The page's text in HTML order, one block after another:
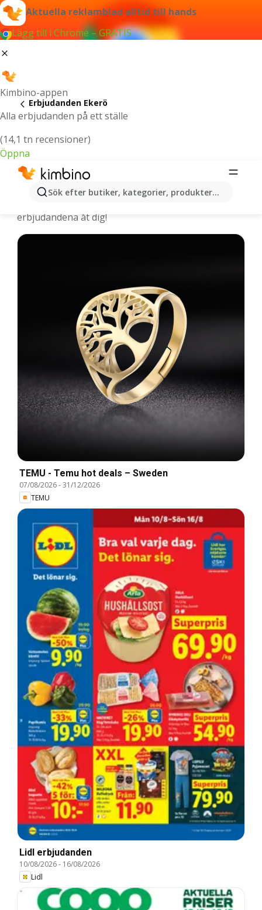
Aktuella reklamblad alltid till hands
Lägg till i Chrome – GRATIS
Kimbino-appen
Alla erbjudanden på ett ställe
(14,1 tn recensioner)
Öppna
Sök efter butiker, kategorier, produkter...
Erbjudanden Ekerö
Ekerö - De senaste erbjudandena
erbjudandena åt dig!
TEMU - Temu hot deals – Sweden
07/08/2026-31/12/2026
TEMU
Lidl erbjudanden
10/08/2026- 16/08/2026
Lidl